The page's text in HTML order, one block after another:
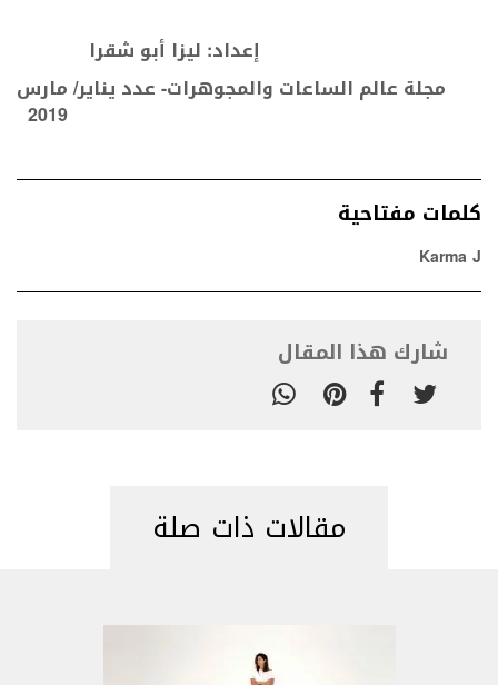
إعداد: ليزا أبو شقرا
مجلة عالم الساعات والمجوهرات- عدد يناير/ مارس
2019
كلمات مفتاحية
Karma J
شارك هذا المقال
مقالات ذات صلة